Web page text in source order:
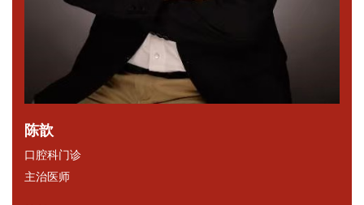
陈歆
口腔科门诊
主治医师